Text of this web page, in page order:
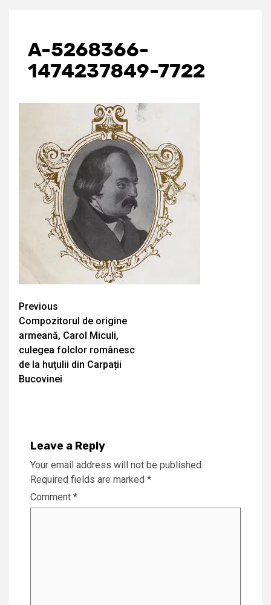
A-5268366-
1474237849-7722
Continue
Reading
Previous
Compozitorul de origine
armeană, Carol Miculi,
culegea folclor românesc
de la huţulii din Carpații
Bucovinei
Leave a Reply
Your email address will not be published.
Required fields are marked *
Comment *